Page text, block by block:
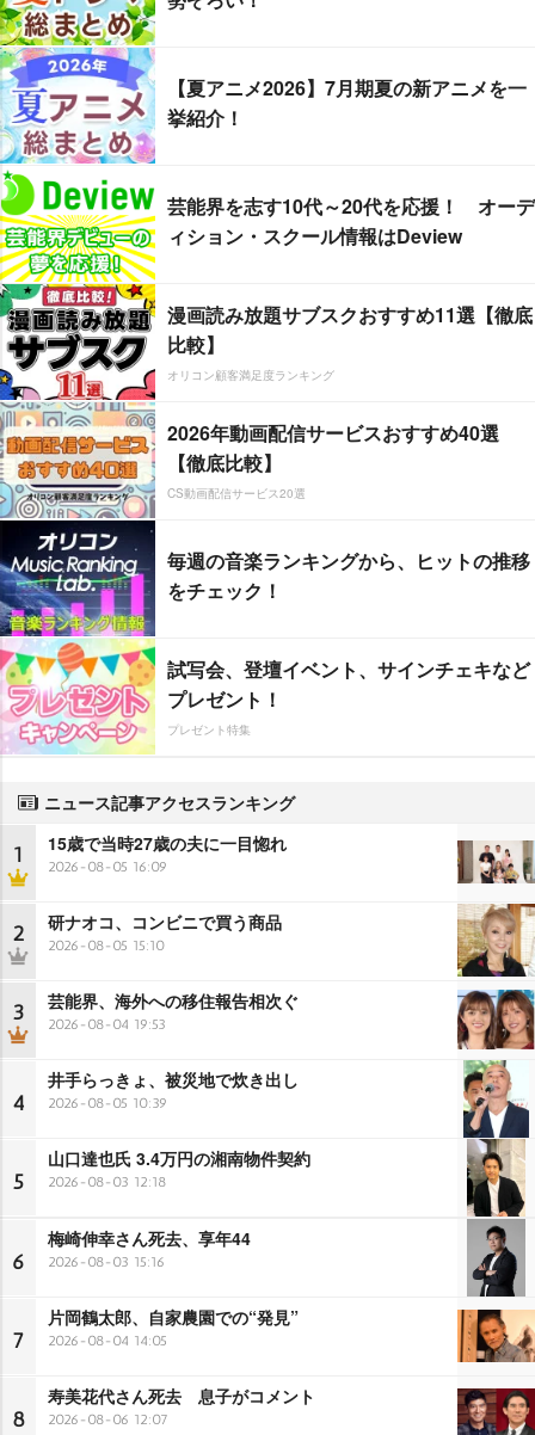
【夏アニメ2026】7月期夏の新アニメを一
挙紹介！
芸能界を志す10代～20代を応援！ オーデ
ィション・スクール情報はDeview
漫画読み放題サブスクおすすめ11選【徹底
比較】
オリコン顧客満足度ランキング
2026年動画配信サービスおすすめ40選
【徹底比較】
CS動画配信サービス20選
毎週の音楽ランキングから、ヒットの推移
をチェック！
試写会、登壇イベント、サインチェキなど
プレゼント！
プレゼント特集
ニュース記事アクセスランキング
1 15歳で当時27歳の夫に一目惚れ
2026-08-05 16:09
2 研ナオコ、コンビニで買う商品
2026-08-05 15:10
3 芸能界、海外への移住報告相次ぐ
2026-08-04 19:53
4
井手らっきょ、被災地で炊き出し
2026-08-05 10:39
5
山口達也氏 3.4万円の湘南物件契約
2026-08-03 12:18
6
梅崎伸幸さん死去、享年44
2026-08-03 15:16
7
片岡鶴太郎、自家農園での“発見”
2026-08-04 14:05
8
寿美花代さん死去 息子がコメント
2026-08-06 12:07